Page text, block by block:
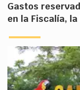
Gastos
en la Fiscalía, la